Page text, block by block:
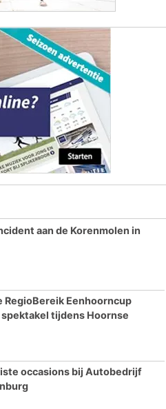
aan de Korenmolen in
RegioBereik Eenhoorncup
tijdens Hoornse
occasions bij Autobedrijf